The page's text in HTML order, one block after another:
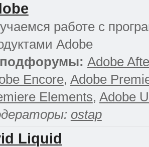
работе с
Adobe
Adobe
Encore, Adobe
Elements, Adobe
ostap
Liquid